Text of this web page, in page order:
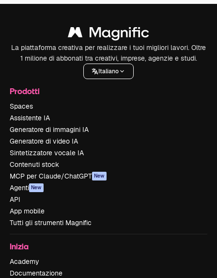
La piattaforma creativa per realizzare i tuoi migliori lavori. Oltre
1 milione di abbonati tra creativi, imprese, agenzie e studi.
Italiano
Prodotti
Spaces
Assistente IA
Generatore di immagini IA
Generatore di video IA
Sintetizzatore vocale IA
Contenuti stock
MCP per Claude/ChatGPT New
Agenti New
API
App mobile
Tutti gli strumenti Magnific
Inizia
Academy
Documentazione